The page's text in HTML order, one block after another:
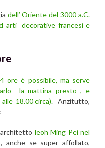
dell’ Oriente del 3000 a.C.
arti decorative francesi e
ore è possibile, ma serve
la mattina presto , e
18.00 circa). Anzitutto,
leoh Ming Pei nel
anche se super affollato,